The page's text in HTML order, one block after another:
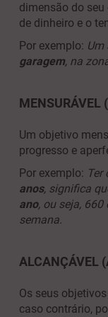
dimensão do
de dinheiro e o
Por exemplo:
garagem, na
MENSURÁVEL
Um objetivo
progresso e
Por exemplo: Ter
anos, significa
ano, ou seja, 660
semana.
ALCANÇÁVEL
Os seus
caso contrário,